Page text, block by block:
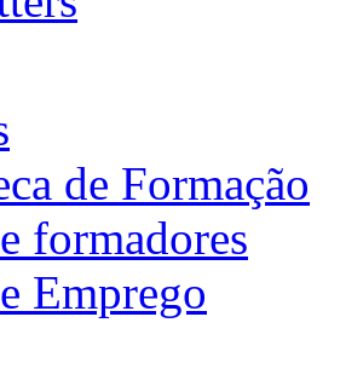
de Formação
formadores
Emprego